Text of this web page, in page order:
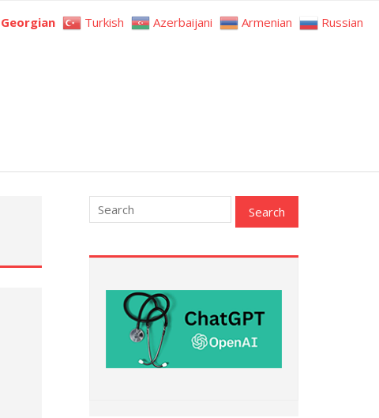
Georgian Turkish Azerbaijani Armenian Russian